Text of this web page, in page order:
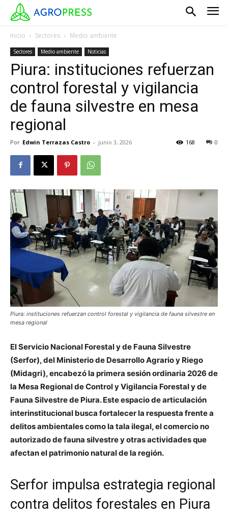
Inicio Sectores Medio ambiente
Sectores Medio ambiente Noticias
Piura: instituciones refuerzan
control forestal y vigilancia
de fauna silvestre en mesa
regional
Por Edwin Terrazas Castro - junio 3, 2026 0
168
Piura: instituciones refuerzan control forestal y vigilancia de fauna silvestre en
mesa regional
El Servicio Nacional Forestal y de Fauna Silvestre
(Serfor), del Ministerio de Desarrollo Agrario y Riego
(Midagri), encabezó la primera sesión ordinaria 2026 de
la Mesa Regional de Control y Vigilancia Forestal y de
Fauna Silvestre de Piura. Este espacio de articulación
interinstitucional busca fortalecer la respuesta frente a
delitos ambientales como la tala ilegal, el comercio no
autorizado de fauna silvestre y otras actividades que
afectan el patrimonio natural de la región.
Serfor impulsa estrategia regional
contra delitos forestales en Piura